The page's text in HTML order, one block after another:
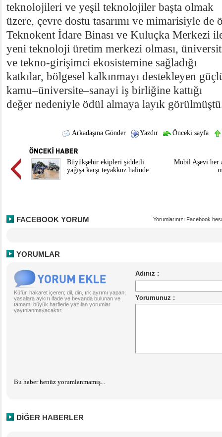
teknolojileri ve yeşil teknolojiler başta olmak
üzere, çevre dostu tasarımı ve mimarisiyle de
Teknokent İdare Binası ve Kuluçka Merkezi
yeni teknoloji üretim merkezi olması,
ve tekno-girişimci ekosistemine sağladığı
katkılar, bölgesel kalkınmayı destekleyen
kamu–üniversite–sanayi iş birliğine kattığı
değer nedeniyle ödül almaya layık
Arkadaşına Gönder Yazdır Önceki sayfa
Büyükşehir ekipleri şiddetli
yağışa karşı teyakkuz halinde
Mobil Aşevi her
FACEBOOK YORUM Yorumlarınızı Facebook
YORUMLAR
Küfür, hakaret içeren; dil, din, ırk ayrımı yapan;
yasalara aykırı ifade ve beyanda bulunan ve
tamamı büyük harflerle yazılan yorumlar
yayınlanmayacaktır.
Bu haber henüz yorumlanmamış...
DİĞER HABERLER